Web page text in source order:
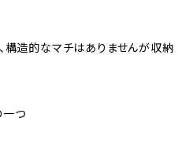
構造的なマチはありませんが収納
一つ